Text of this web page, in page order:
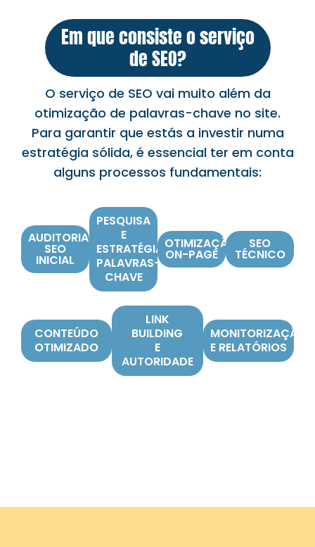
Em que consiste o serviço
de SEO?
O serviço de SEO vai muito além da
otimização de palavras-chave no site.
Para garantir que estás a investir numa
estratégia sólida, é essencial ter em conta
alguns processos fundamentais:
AUDITORIA
SEO
INICIAL
PESQUISA
E
ESTRATÉGIADE
PALAVRAS-
CHAVE
OTIMIZAÇÃO
ON-PAGE
SEO
TÉCNICO
CONTEÚDO
OTIMIZADO
LINK
BUILDING
E
AUTORIDADE
MONITORIZAÇÃO
E RELATÓRIOS